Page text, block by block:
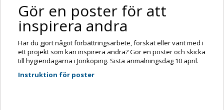
Gör en poster för att
inspirera andra
Har du gjort något förbättringsarbete, forskat eller varit med i
ett projekt som kan inspirera andra? Gör en poster och skicka
till hygiendagarna i Jönköping. Sista anmälningsdag 10 april.
Instruktion för poster